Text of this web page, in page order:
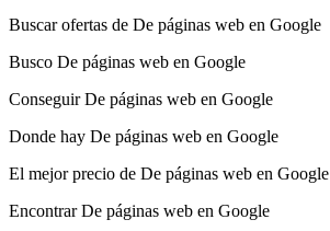
Buscar ofertas de De páginas web en Google
Busco De páginas web en Google
Conseguir De páginas web en Google
Donde hay De páginas web en Google
El mejor precio de De páginas web en Google
Encontrar De páginas web en Google